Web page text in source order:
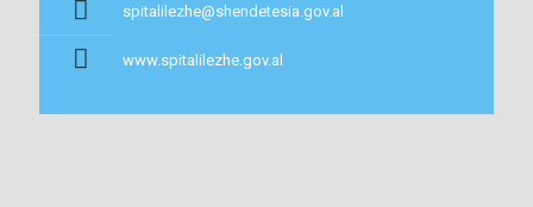
spitalilezhe@shendetesia.gov.al
www.spitalilezhe.gov.al